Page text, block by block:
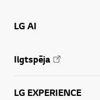
LG AI
Ilgtspēja
LG EXPERIENCE